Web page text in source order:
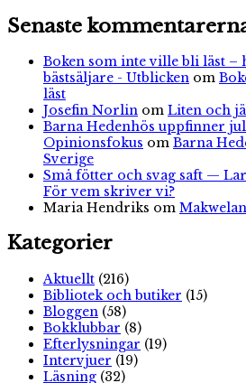
Senaste
Boken som inte ville bli läst –
bästsäljare - Utblicken om
läst
Josefin Norlin om Liten och
Barna Hedenhös uppfinner
Opinionsfokus om Barna
Sverige
Små fötter och svag saft —
För vem skriver vi?
Maria Hendriks om
Kategorier
Aktuellt (216)
Bibliotek och butiker (15)
Bloggen (58)
Bokklubbar (8)
Efterlysningar (19)
Intervjuer (19)
Läsning (32)